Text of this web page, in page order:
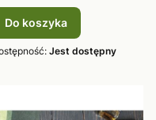
Do koszyka
Jest dostępny